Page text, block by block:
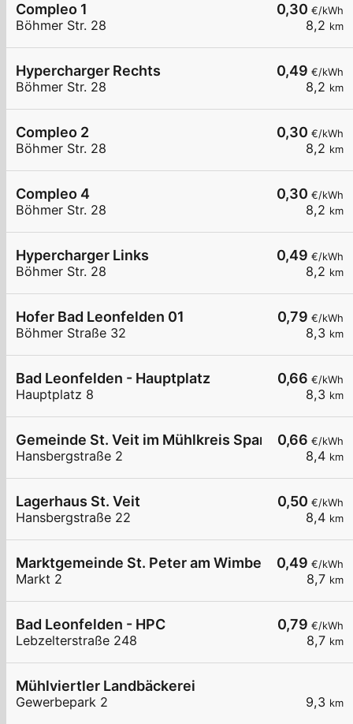
0,30 €/kWh
8,2 km
Compleo 1
Böhmer Str. 28
0,49 €/kWh
8,2 km
Hypercharger Rechts
Böhmer Str. 28
0,30 €/kWh
8,2 km
Compleo 2
Böhmer Str. 28
0,30 €/kWh
8,2 km
Compleo 4
Böhmer Str. 28
0,49 €/kWh
8,2 km
Hypercharger Links
Böhmer Str. 28
0,79 €/kWh
8,3 km
Hofer Bad Leonfelden 01
Böhmer Straße 32
0,66 €/kWh
8,3 km
Bad Leonfelden - Hauptplatz
Hauptplatz 8
0,66 €/kWh
8,4 km
Gemeinde St. Veit im Mühlkreis Spar LP2
Hansbergstraße 2
0,50 €/kWh
8,4 km
Lagerhaus St. Veit
Hansbergstraße 22
0,49 €/kWh
8,7 km
Marktgemeinde St. Peter am Wimberg
Markt 2
0,79 €/kWh
8,7 km
Bad Leonfelden - HPC
Lebzelterstraße 248
9,3 km
Mühlviertler Landbäckerei
Gewerbepark 2